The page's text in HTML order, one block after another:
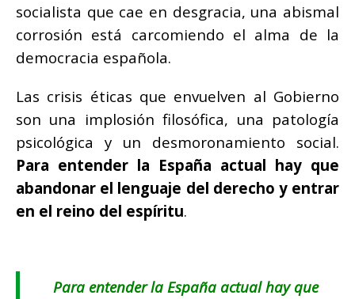
socialista que cae en desgracia, una abismal
corrosión está carcomiendo el alma de la
democracia española.
Las crisis éticas que envuelven al Gobierno
son una implosión filosófica, una patología
psicológica y un desmoronamiento social.
Para entender la España actual hay que
abandonar el lenguaje del derecho y entrar
en el reino del espíritu.
Para entender la España actual hay que